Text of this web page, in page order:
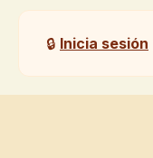
🔒 Inicia sesión